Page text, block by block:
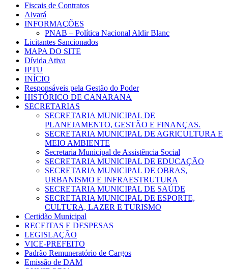
Fiscais de Contratos
Alvará
INFORMAÇÕES
PNAB – Política Nacional Aldir Blanc
Licitantes Sancionados
MAPA DO SITE
Dívida Ativa
IPTU
INÍCIO
Responsáveis pela Gestão do Poder
HISTÓRICO DE CANARANA
SECRETARIAS
SECRETARIA MUNICIPAL DE
PLANEJAMENTO, GESTÃO E FINANÇAS.
SECRETARIA MUNICIPAL DE AGRICULTURA E
MEIO AMBIENTE
Secretaria Municipal de Assistência Social
SECRETARIA MUNICIPAL DE EDUCAÇÃO
SECRETARIA MUNICIPAL DE OBRAS,
URBANISMO E INFRAESTRUTURA
SECRETARIA MUNICIPAL DE SAÚDE
SECRETARIA MUNICIPAL DE ESPORTE,
CULTURA, LAZER E TURISMO
Certidão Municipal
RECEITAS E DESPESAS
LEGISLAÇÃO
VICE-PREFEITO
Padrão Remuneratório de Cargos
Emissão de DAM